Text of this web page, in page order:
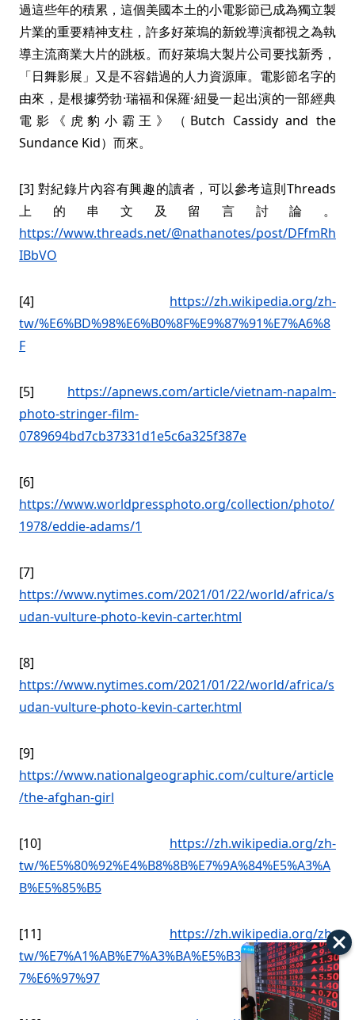
過這些年的積累，這個美國本土的小電影節已成為獨立製
片業的重要精神支柱，許多好萊塢的新銳導演都視之為執
導主流商業大片的跳板。而好萊塢大製片公司要找新秀，
「日舞影展」又是不容錯過的人力資源庫。電影節名字的
由來，是根據勞勃·瑞福和保羅·紐曼一起出演的一部經典
電影《虎豹小霸王》（Butch Cassidy and the
Sundance Kid）而來。
[3] 對紀錄片內容有興趣的讀者，可以參考這則Threads
上的串文及留言討論。
https://www.threads.net/@nathanotes/post/DFfmRh
IBbVO
[4] https://zh.wikipedia.org/zh-
tw/%E6%BD%98%E6%B0%8F%E9%87%91%E7%A6%8
F
[5] https://apnews.com/article/vietnam-napalm-
photo-stringer-film-
0789694bd7cb37331d1e5c6a325f387e
[6]
https://www.worldpressphoto.org/collection/photo/
1978/eddie-adams/1
[7]
https://www.nytimes.com/2021/01/22/world/africa/s
udan-vulture-photo-kevin-carter.html
[8]
https://www.nytimes.com/2021/01/22/world/africa/s
udan-vulture-photo-kevin-carter.html
[9]
https://www.nationalgeographic.com/culture/article
/the-afghan-girl
[10] https://zh.wikipedia.org/zh-
tw/%E5%80%92%E4%B8%8B%E7%9A%84%E5%A3%A
B%E5%85%B5
[11] https://zh.wikipedia.org/zh-
tw/%E7%A1%AB%E7%A3%BA%E5%B3%B6%E5%8D%8
7%E6%97%97